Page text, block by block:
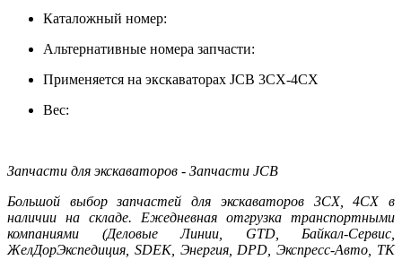
Каталожный номер:
Альтернативные номера запчасти:
Применяется на экскаваторах JCB 3CX-4CX
Вес:
Запчасти для экскаваторов - Запчасти JCB
Большой выбор запчастей для экскаваторов 3CX, 4CX в
наличии на складе. Ежедневная отгрузка транспортными
компаниями (Деловые Линии, GTD, Байкал-Сервис,
ЖелДорЭкспедиция, SDEK, Энергия, DPD, Экспресс-Авто, ТК